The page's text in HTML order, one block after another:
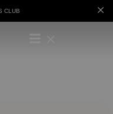
CLUB